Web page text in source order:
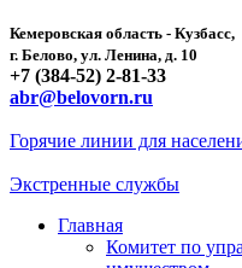
Кемеровская область - Кузбасс,
г. Белово, ул. Ленина, д. 10
+7 (384-52) 2-81-33
abr@belovorn.ru
Горячие линии для
Экстренные службы
Главная
Комитет по